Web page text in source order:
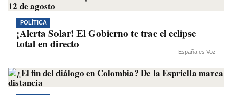
POLÍTICA
¡Alerta Solar! El Gobierno te trae el eclipse
total en directo
España es Voz